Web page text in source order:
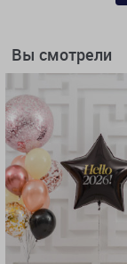
Вы смотрели